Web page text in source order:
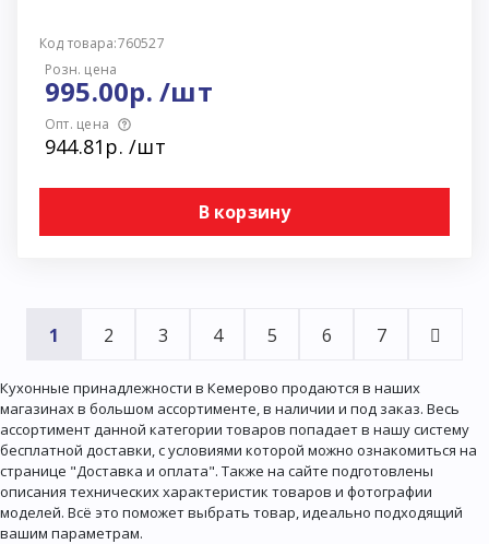
Код товара:760527
Розн. цена
995.00р. /шт
Опт. цена
944.81р. /шт
В корзину
1 2 3 4 5 6 7
Кухонные принадлежности в Кемерово продаются в наших
магазинах в большом ассортименте, в наличии и под заказ. Весь
ассортимент данной категории товаров попадает в нашу систему
бесплатной доставки, с условиями которой можно ознакомиться на
странице "Доставка и оплата". Также на сайте подготовлены
описания технических характеристик товаров и фотографии
моделей. Всё это поможет выбрать товар, идеально подходящий
вашим параметрам.